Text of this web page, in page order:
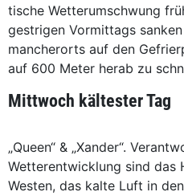
tische Wetterumschwung
gestrigen Vormittags
mancherorts auf den
auf 600 Meter herab zu
Mittwoch kältester Tag
„Queen“ & „Xander“.
Wetterentwicklung sind das
Westen, das kalte Luft in